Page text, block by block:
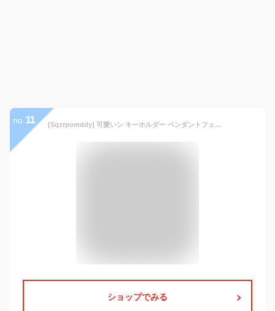
no. 11 [Sqzrpomddy] 可愛いン キーホルダー ペンダントフェイクファーラージキツネファーポンポンキーチェーンバッグチャーム ふわふわファーボール,black
ショップでみる